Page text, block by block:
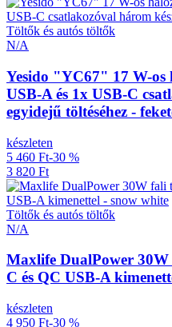
Töltők és autós töltők
N/A
Yesido "YC67" 17 W-
USB-A és 1x USB-C
egyidejű töltéséhez -
készleten
5 460 Ft-30 %
3 820 Ft
Töltők és autós töltők
N/A
Maxlife DualPower
C és QC USB-A
készleten
4 950 Ft-30 %